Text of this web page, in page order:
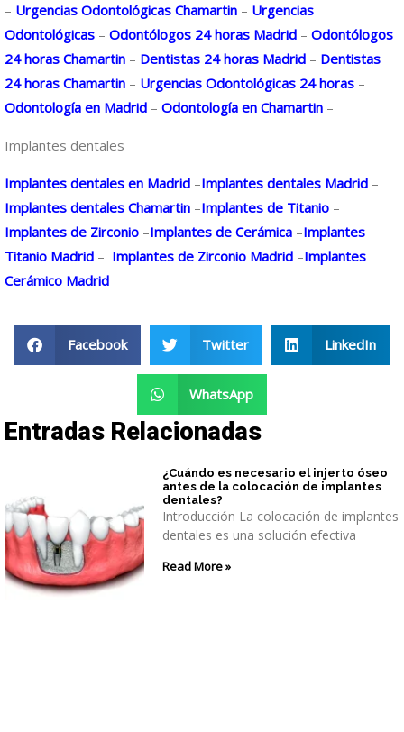
– Urgencias Odontológicas Chamartin – Urgencias
Odontológicas – Odontólogos 24 horas Madrid – Odontólogos
24 horas Chamartin – Dentistas 24 horas Madrid – Dentistas
24 horas Chamartin – Urgencias Odontológicas 24 horas –
Odontología en Madrid – Odontología en Chamartin –
Implantes dentales
Implantes dentales en Madrid –Implantes dentales Madrid –
Implantes dentales Chamartin –Implantes de Titanio –
Implantes de Zirconio –Implantes de Cerámica –Implantes
Titanio Madrid – Implantes de Zirconio Madrid –Implantes
Cerámico Madrid
Facebook Twitter LinkedIn
WhatsApp
Entradas Relacionadas
¿Cuándo es necesario el injerto óseo
antes de la colocación de implantes
dentales?
Introducción La colocación de implantes
dentales es una solución efectiva
Read More »